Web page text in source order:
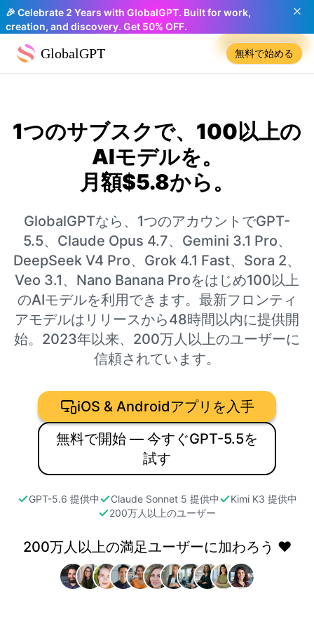
🎉 Celebrate 2 Years with GlobalGPT. Built for work,
creation, and discovery. Get 50% OFF.
Compare plans
GlobalGPT 無料で始める
1つのサブスクで、100以上の
AIモデルを。
月額$5.8から。
GlobalGPTなら、1つのアカウントでGPT-
5.5、Claude Opus 4.7、Gemini 3.1 Pro、
DeepSeek V4 Pro、Grok 4.1 Fast、Sora 2、
Veo 3.1、Nano Banana Proをはじめ100以上
のAIモデルを利用できます。最新フロンティ
アモデルはリリースから48時間以内に提供開
始。2023年以来、200万人以上のユーザーに
信頼されています。
iOS & Androidアプリを入手
無料で開始 — 今すぐGPT-5.5を
試す
GPT-5.6 提供中 Claude Sonnet 5 提供中
Kimi K3 提供中
200万人以上のユーザー
200万人以上の満足ユーザーに加わろう ❤️